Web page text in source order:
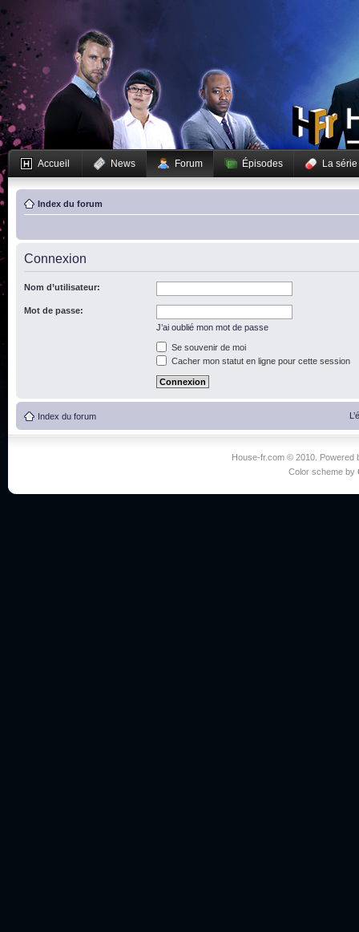
Accueil News Forum Épisodes La série
Index du forum
Connexion
Nom d’utilisateur:
Mot de passe:
J’ai oublié mon mot de passe
Se souvenir de moi
Cacher mon statut en ligne pour cette session
Index du forum
House-fr.com © 2010. Powered
Color scheme by